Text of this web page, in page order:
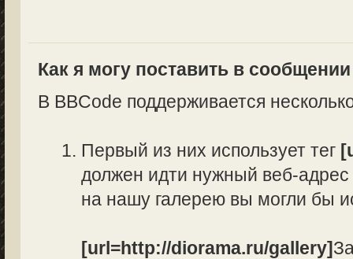
Как я могу поставить в
В BBCode поддерживается
Первый из них использует тег
должен идти нужный веб-
на нашу галерею вы могли бы
[url=http://diorama.ru/gallery]